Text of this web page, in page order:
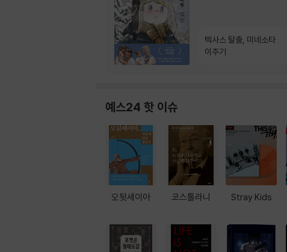
텍사스 탈출, 미네소타
이주기
예스24 핫 이슈
오뒷세이아 코스톨라니 Stray Kids